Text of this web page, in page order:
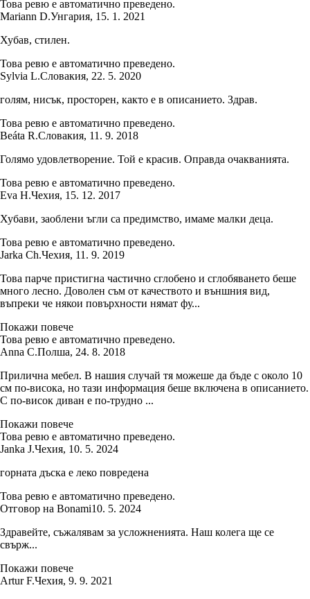
Това ревю е автоматично преведено.
Mariann D.Унгария, 15. 1. 2021
Хубав, стилен.
Това ревю е автоматично преведено.
Sylvia L.Словакия, 22. 5. 2020
голям, нисък, просторен, както е в описанието. Здрав.
Това ревю е автоматично преведено.
Beáta R.Словакия, 11. 9. 2018
Голямо удовлетворение. Той е красив. Оправда очакванията.
Това ревю е автоматично преведено.
Eva H.Чехия, 15. 12. 2017
Хубави, заоблени ъгли са предимство, имаме малки деца.
Това ревю е автоматично преведено.
Jarka Ch.Чехия, 11. 9. 2019
Това парче пристигна частично сглобено и сглобяването беше
много лесно. Доволен съм от качеството и външния вид,
въпреки че някои повърхности нямат фу...
Покажи повече
Това ревю е автоматично преведено.
Anna C.Полша, 24. 8. 2018
Прилична мебел. В нашия случай тя можеше да бъде с около 10
см по-висока, но тази информация беше включена в описанието.
С по-висок диван е по-трудно ...
Покажи повече
Това ревю е автоматично преведено.
Janka J.Чехия, 10. 5. 2024
горната дъска е леко повредена
Това ревю е автоматично преведено.
Отговор на Bonami10. 5. 2024
Здравейте, съжалявам за усложненията. Наш колега ще се
свърж...
Покажи повече
Artur F.Чехия, 9. 9. 2021